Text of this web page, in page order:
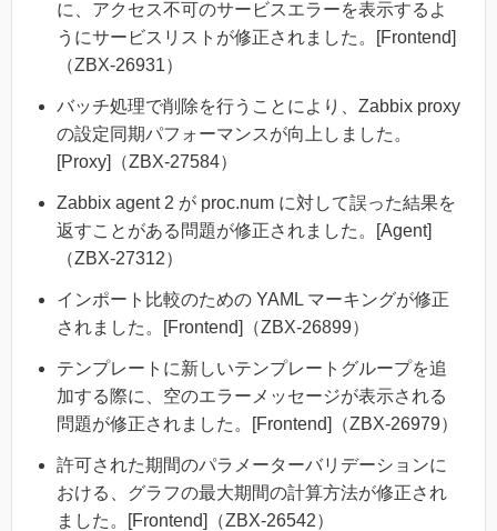
に、アクセス不可のサービスエラーを表示するよ
うにサービスリストが修正されました。[Frontend]
（ZBX-26931）
バッチ処理で削除を行うことにより、Zabbix proxy
の設定同期パフォーマンスが向上しました。
[Proxy]（ZBX-27584）
Zabbix agent 2 が proc.num に対して誤った結果を
返すことがある問題が修正されました。[Agent]
（ZBX-27312）
インポート比較のための YAML マーキングが修正
されました。[Frontend]（ZBX-26899）
テンプレートに新しいテンプレートグループを追
加する際に、空のエラーメッセージが表示される
問題が修正されました。[Frontend]（ZBX-26979）
許可された期間のパラメーターバリデーションに
おける、グラフの最大期間の計算方法が修正され
ました。[Frontend]（ZBX-26542）